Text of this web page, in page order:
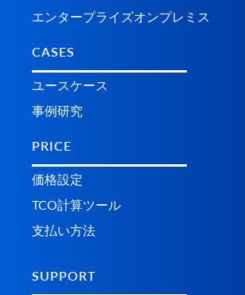
エンタープライズオンプレミス
CASES
ユースケース
事例研究
PRICE
価格設定
TCO計算ツール
支払い方法
SUPPORT